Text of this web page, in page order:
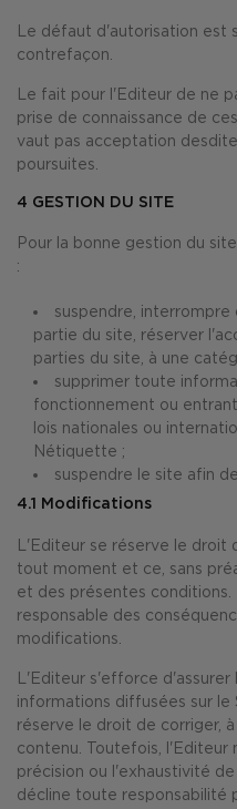
Le défaut d'autorisation est
contrefaçon.
Le fait pour l'Editeur de ne
prise de connaissance de
vaut pas acceptation
poursuites.
4 GESTION DU SITE
Pour la bonne gestion du
:
suspendre,
partie du site, réserver
parties du site, à une
supprimer toute
fonctionnement ou
lois nationales ou
Nétiquette ;
suspendre le site afin
4.1 Modifications
L'Editeur se réserve le droit
tout moment et ce, sans
et des présentes
responsable des
modifications.
L'Editeur s'efforce
informations diffusées sur
réserve le droit de corriger,
contenu. Toutefois, l'Editeur
précision ou l'exhaustivité
décline toute responsabilité